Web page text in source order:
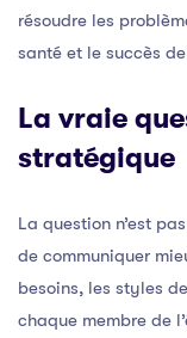
résoudre les
santé et le succès de
La vraie
stratégique
La question n’est
de communiquer
besoins, les styles
chaque membre de